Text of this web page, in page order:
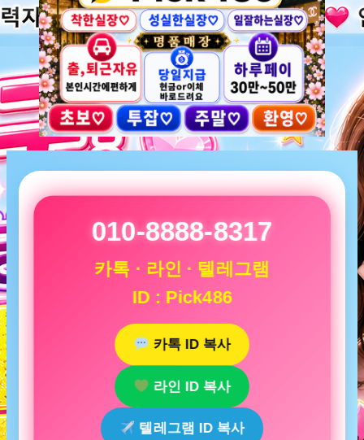
010-8888-8317
카톡 · 라인 · 텔레그램
ID : Pick486
카톡 ID 복사
라인 ID 복사
텔레그램 ID 복사